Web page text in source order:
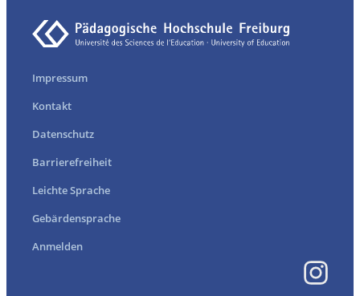
Impressum
Kontakt
Datenschutz
Barrierefreiheit
Leichte Sprache
Gebärdensprache
Anmelden